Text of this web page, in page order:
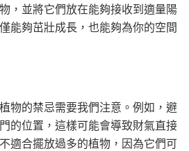
，並將它們放在能夠接收到適量陽
能夠茁壯成長，也能夠為你的空間
物的禁忌需要我們注意。例如，避
的位置，這樣可能會導致財氣直接
適合擺放過多的植物，因為它們可